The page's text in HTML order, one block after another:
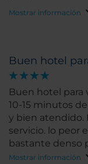
Mostrar información
Buen hotel
Buen hotel para
10-15 minutos
y bien atendido.
servicio. lo peor
bastante denso
Mostrar información